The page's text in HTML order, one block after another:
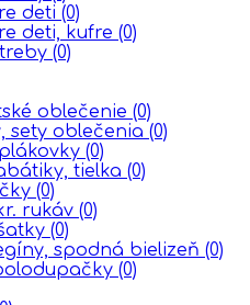
deti (0)
deti, kufre (0)
(0)
oblečenie (0)
sety oblečenia (0)
(0)
tielka (0)
(0)
rukáv (0)
(0)
spodná bielizeň (0)
(0)